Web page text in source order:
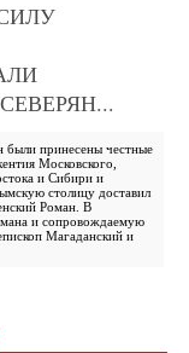
были принесены честные
Московского,
и Сибири и
столицу доставил
Роман. В
и сопровождаемую
Магаданский и